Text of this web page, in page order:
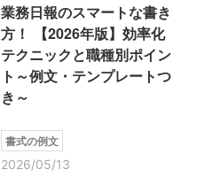
業務日報のスマートな書き
方！ 【2026年版】効率化
テクニックと職種別ポイン
ト～例文・テンプレートつ
き～
書式の例文
2026/05/13